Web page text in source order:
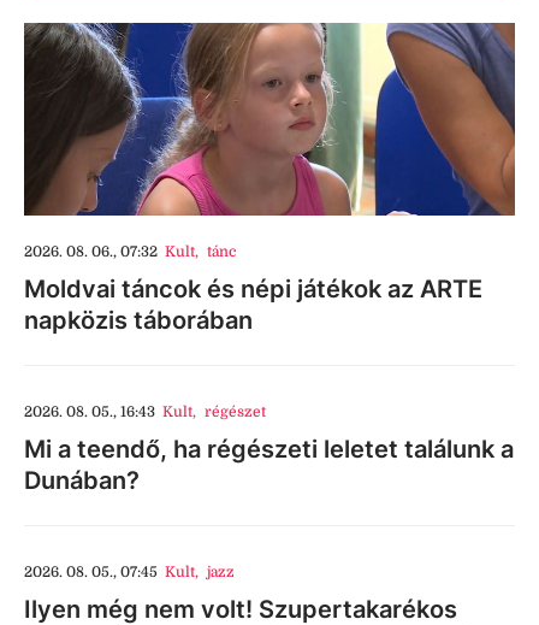
2026. 08. 06., 07:32 Kult, tánc
Moldvai táncok és népi játékok az ARTE
napközis táborában
2026. 08. 05., 16:43 Kult, régészet
Mi a teendő, ha régészeti leletet találunk a
Dunában?
2026. 08. 05., 07:45 Kult, jazz
Ilyen még nem volt! Szupertakarékos